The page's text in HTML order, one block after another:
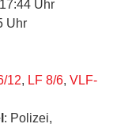
Uhr
Uhr
12, LF 8/6, VLF-
: Polizei,